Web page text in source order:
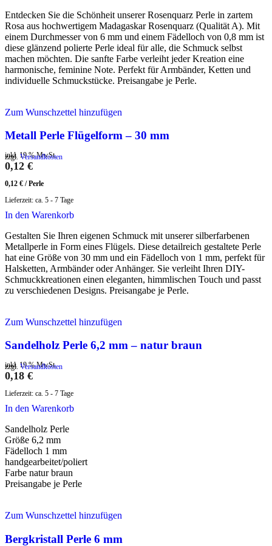
Entdecken Sie die Schönheit unserer Rosenquarz Perle in zartem
Rosa aus hochwertigem Madagaskar Rosenquarz (Qualität A). Mit
einem Durchmesser von 6 mm und einem Fädelloch von 0,8 mm ist
diese glänzend polierte Perle ideal für alle, die Schmuck selbst
machen möchten. Die sanfte Farbe verleiht jeder Kreation eine
harmonische, feminine Note. Perfekt für Armbänder, Ketten und
individuelle Schmuckstücke. Preisangabe je Perle.
Zum Wunschzettel hinzufügen
Metall Perle Flügelform – 30 mm
inkl. 19 % MwSt.
zzgl. Versandkosten
0,12 €
0,12 € /Perle
Lieferzeit: ca. 5 - 7 Tage
In den Warenkorb
Gestalten Sie Ihren eigenen Schmuck mit unserer silberfarbenen
Metallperle in Form eines Flügels. Diese detailreich gestaltete Perle
hat eine Größe von 30 mm und ein Fädelloch von 1 mm, perfekt für
Halsketten, Armbänder oder Anhänger. Sie verleiht Ihren DIY-
Schmuckkreationen einen eleganten, himmlischen Touch und passt
zu verschiedenen Designs. Preisangabe je Perle.
Zum Wunschzettel hinzufügen
Sandelholz Perle 6,2 mm – natur braun
inkl. 19 % MwSt.
zzgl. Versandkosten
0,18 €
Lieferzeit: ca. 5 - 7 Tage
In den Warenkorb
Sandelholz Perle
Größe 6,2 mm
Fädelloch 1 mm
handgearbeitet/poliert
Farbe natur braun
Preisangabe je Perle
Zum Wunschzettel hinzufügen
Bergkristall Perle 6 mm